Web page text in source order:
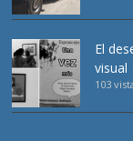
El
visual
103